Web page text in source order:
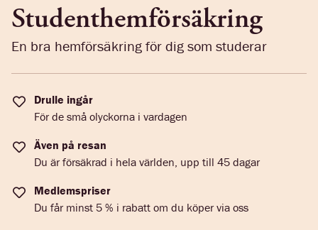
Studenthemförsäkring
En bra hemförsäkring för dig som studerar
Drulle ingår
För de små olyckorna i vardagen
Även på resan
Du är försäkrad i hela världen, upp till 45 dagar
Medlemspriser
Du får minst 5 % i rabatt om du köper via oss